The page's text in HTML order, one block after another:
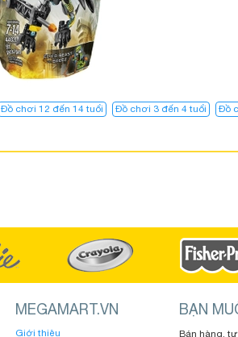
Đồ chơi 12 đến 14 tuổi Đồ chơi 3 đến 4 tuổi Đồ
MEGAMART.VN
Giới thiệu
BẠN
Bán hàng,